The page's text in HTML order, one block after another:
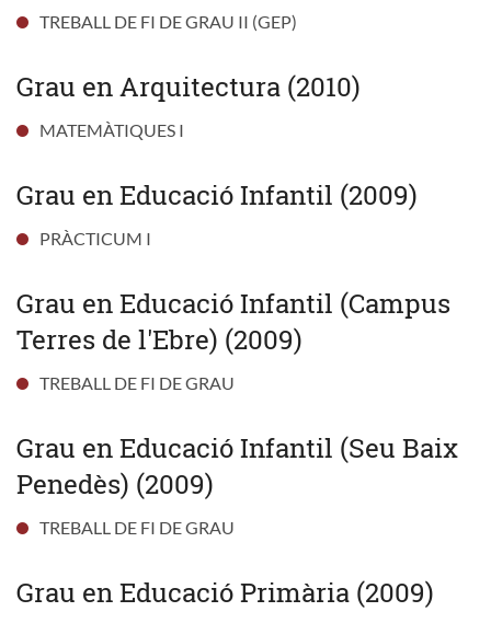
TREBALL DE FI DE GRAU II (GEP)
Grau en Arquitectura (2010)
MATEMÀTIQUES I
Grau en Educació Infantil (2009)
PRÀCTICUM I
Grau en Educació Infantil (Campus
Terres de l'Ebre) (2009)
TREBALL DE FI DE GRAU
Grau en Educació Infantil (Seu Baix
Penedès) (2009)
TREBALL DE FI DE GRAU
Grau en Educació Primària (2009)